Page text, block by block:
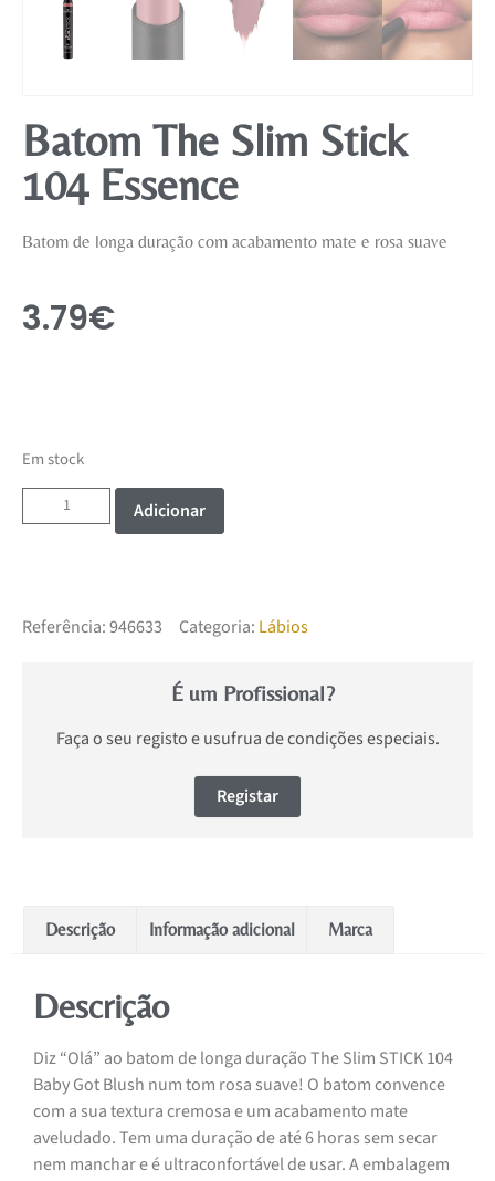
Batom The Slim Stick
104 Essence
Batom de longa duração com acabamento mate e rosa suave
3.79€
Em stock
Adicionar
Referência:946633 Categoria: Lábios
É um Profissional?
Faça o seu registo e usufrua de condições especiais.
Registar
Descrição Informação adicional Marca
Descrição
Diz “Olá” ao batom de longa duração The Slim STICK 104
Baby Got Blush num tom rosa suave! O batom convence
com a sua textura cremosa e um acabamento mate
aveludado. Tem uma duração de até 6 horas sem secar
nem manchar e é ultraconfortável de usar. A embalagem